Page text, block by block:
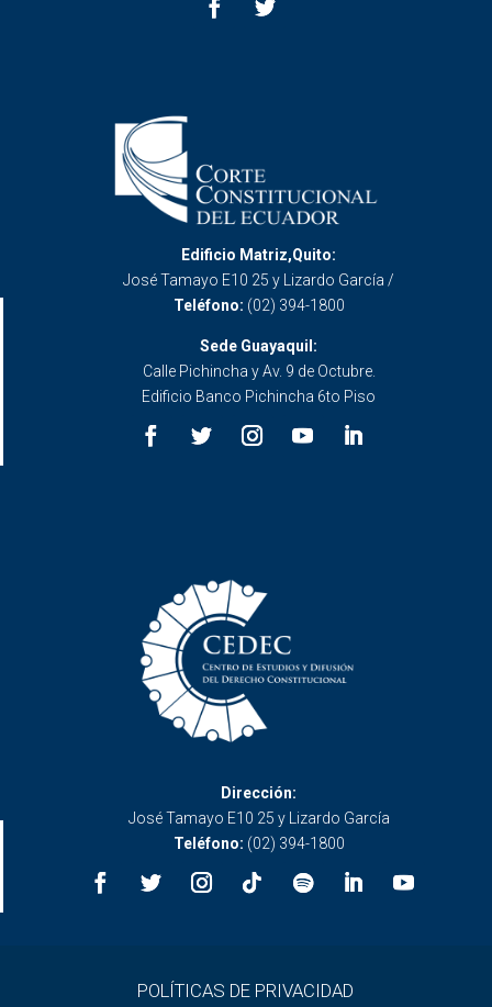
Edificio Matriz,Quito:
José Tamayo E10 25 y Lizardo García /
Teléfono: (02) 394-1800
Sede Guayaquil:
Calle Pichincha y Av. 9 de Octubre.
Edificio Banco Pichincha 6to Piso
Dirección:
José Tamayo E10 25 y Lizardo García
Teléfono: (02) 394-1800
POLÍTICAS DE PRIVACIDAD